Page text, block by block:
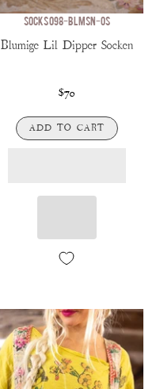
SOCKS 098-BLMSN-OS
Blumige Lil Dipper Socken
$70
ADD TO CART